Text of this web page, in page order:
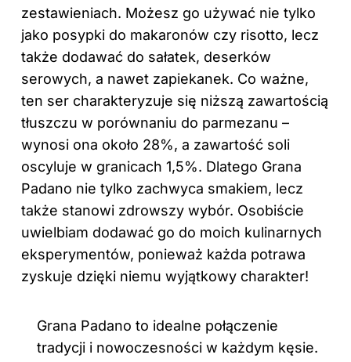
zestawieniach. Możesz go używać nie tylko
jako posypki do makaronów czy risotto, lecz
także dodawać do sałatek, deserków
serowych, a nawet zapiekanek. Co ważne,
ten ser charakteryzuje się niższą zawartością
tłuszczu w porównaniu do parmezanu –
wynosi ona około 28%, a zawartość soli
oscyluje w granicach 1,5%. Dlatego Grana
Padano nie tylko zachwyca smakiem, lecz
także stanowi zdrowszy wybór. Osobiście
uwielbiam dodawać go do moich kulinarnych
eksperymentów, ponieważ każda potrawa
zyskuje dzięki niemu wyjątkowy charakter!
Grana Padano to idealne połączenie
tradycji i nowoczesności w każdym kęsie.